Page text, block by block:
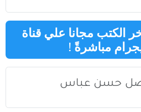
الكتب مجانا علي قناة
مباشرةً !
حسن عباس